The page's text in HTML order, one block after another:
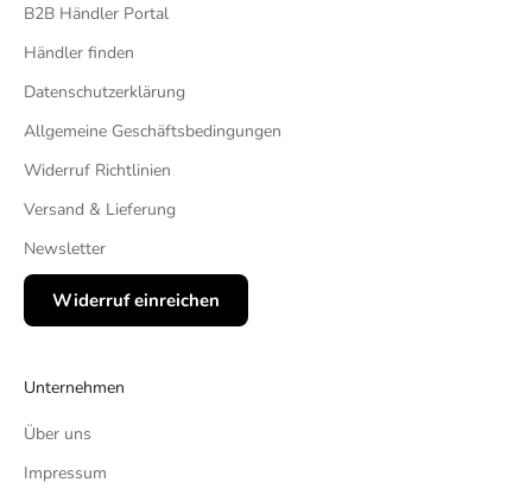
B2B Händler Portal
Händler finden
Datenschutzerklärung
Allgemeine Geschäftsbedingungen
Widerruf Richtlinien
Versand & Lieferung
Newsletter
Widerruf einreichen
Unternehmen
Über uns
Impressum